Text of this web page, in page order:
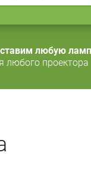
любую
любого проектора